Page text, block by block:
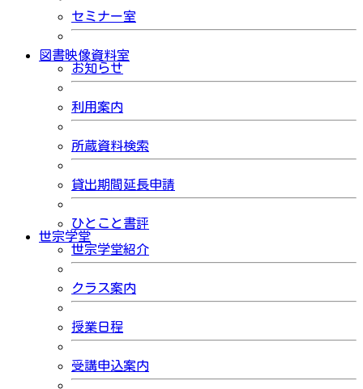
セミナー室
図書映像資料室
お知らせ
利用案内
所蔵資料検索
貸出期間延長申請
ひとこと書評
世宗学堂
世宗学堂紹介
クラス案内
授業日程
受講申込案内